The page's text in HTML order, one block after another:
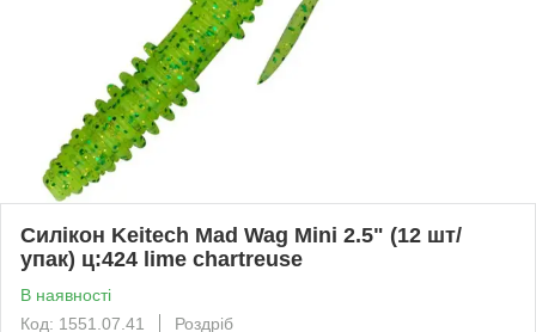
Силікон Keitech Mad Wag Mini 2.5" (12 шт/
упак) ц:424 lime chartreuse
В наявності
Код: 1551.07.41
Роздріб